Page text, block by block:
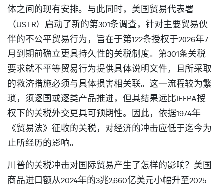
体之间的现有安排。与此同时，美国贸易代表署
（USTR）启动了新的第301条调查，针对主要贸易伙
伴的不公平贸易行为，旨在于第122条授权于2026年7
月到期前确立更具持久性的关税制度。第301条关税
要求就不平等贸易行为提供具体说明文件，且所采取
的救济措施必须与具体损害相关联。这一流程较为繁
琐，须逐国或逐类产品推进，但其结果远比IEEPA授
权下的关税外交更具可预期性。因此，依据1974年
《贸易法》征收的关税，对经济的冲击应低于迄今为
止所经历的影响。
川普的关税冲击对国际贸易产生了怎样的影响？美国
商品进口额从2024年的3兆2,660亿美元小幅升至2025